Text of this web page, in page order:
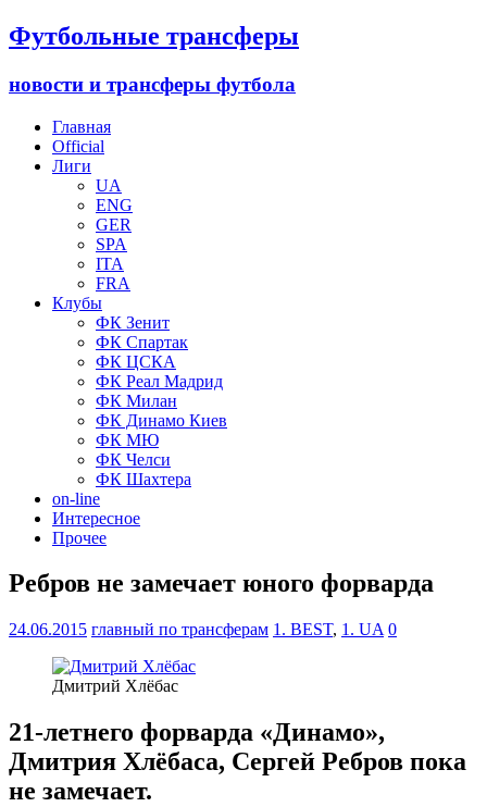
Футбольные трансферы
новости и трансферы футбола
Главная
Official
Лиги
UA
ENG
GER
SPA
ITA
FRA
Клубы
ФК Зенит
ФК Спартак
ФК ЦСКА
ФК Реал Мадрид
ФК Милан
ФК Динамо Киев
ФК МЮ
ФК Челси
ФК Шахтера
on-line
Интересное
Прочее
Ребров не замечает юного форварда
24.06.2015 главный по трансферам 1. BEST, 1. UA 0
Дмитрий Хлёбас
21-летнего форварда «Динамо»,
Дмитрия Хлёбаса, Сергей Ребров пока
не замечает.